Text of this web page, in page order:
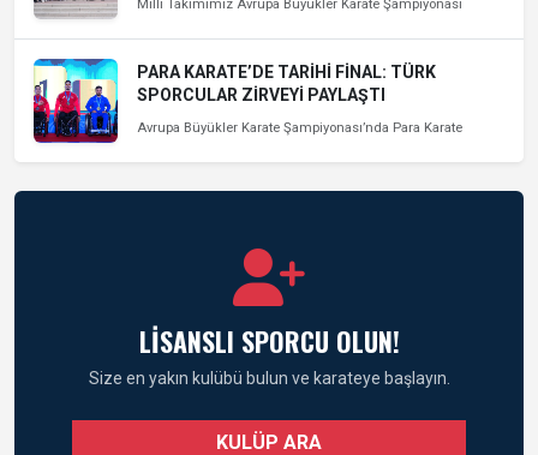
Milli Takımımız Avrupa Büyükler Karate Şampiyonası
PARA KARATE’DE TARİHİ FİNAL: TÜRK
SPORCULAR ZİRVEYİ PAYLAŞTI
Avrupa Büyükler Karate Şampiyonası’nda Para Karate
LİSANSLI SPORCU OLUN!
Size en yakın kulübü bulun ve karateye başlayın.
KULÜP ARA